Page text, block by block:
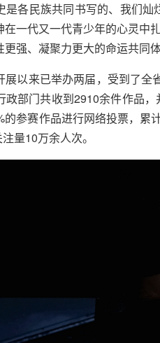
是各民族共同书写的、我们
在一代又一代青少年的心灵中
强、凝聚力更大的命运共同
展以来已举办两届，受到了
政部门共收到2910余件作品
的参赛作品进行网络投票，
量10万余人次。